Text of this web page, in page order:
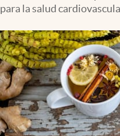
para la salud